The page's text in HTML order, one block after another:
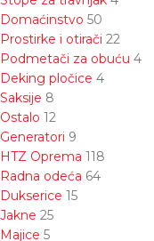
Domaćinstvo 50
Prostirke i otirači 22
Podmetači za obuću 4
Deking pločice 4
Saksije 8
Ostalo 12
Generatori 9
HTZ Oprema 118
Radna odeća 64
Dukserice 15
Jakne 25
Majice 5